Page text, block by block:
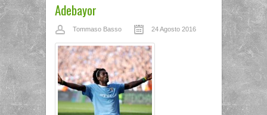
Adebayor
Tommaso Basso 24 Agosto 2016